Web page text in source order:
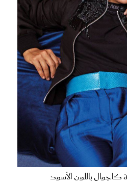
كاجوال باللون الأسود